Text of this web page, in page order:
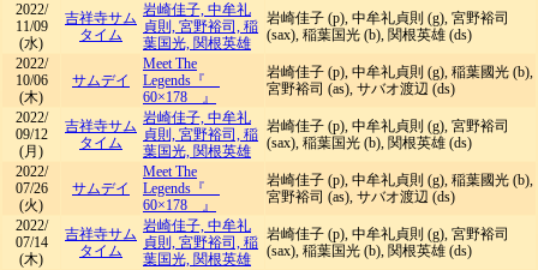
2022/
11/09
(水)
吉祥寺サム
タイム
岩崎佳子, 中牟礼
貞則, 宮野裕司, 稲
葉国光, 関根英雄
岩崎佳子 (p), 中牟礼貞則 (g), 宮野裕司
(sax), 稲葉国光 (b), 関根英雄 (ds)
2022/
10/06
(木)
サムデイ
Meet The
Legends『
60×178 』
岩崎佳子 (p), 中牟礼貞則 (g), 稲葉國光 (b),
宮野裕司 (as), サバオ渡辺 (ds)
2022/
09/12
(月)
吉祥寺サム
タイム
岩崎佳子, 中牟礼
貞則, 宮野裕司, 稲
葉国光, 関根英雄
岩崎佳子 (p), 中牟礼貞則 (g), 宮野裕司
(sax), 稲葉国光 (b), 関根英雄 (ds)
2022/
07/26
(火)
サムデイ
Meet The
Legends『
60×178 』
岩崎佳子 (p), 中牟礼貞則 (g), 稲葉國光 (b),
宮野裕司 (as), サバオ渡辺 (ds)
2022/
07/14
(木)
吉祥寺サム
タイム
岩崎佳子, 中牟礼
貞則, 宮野裕司, 稲
葉国光, 関根英雄
岩崎佳子 (p), 中牟礼貞則 (g), 宮野裕司
(sax), 稲葉国光 (b), 関根英雄 (ds)